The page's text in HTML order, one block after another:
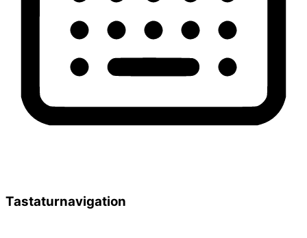
Tastaturnavigation